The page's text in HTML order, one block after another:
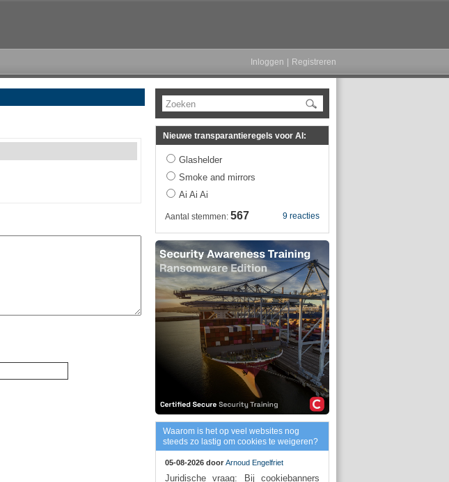
Inloggen Registreren
Zoeken
Nieuwe transparantieregels voor AI:
Glashelder
Smoke and mirrors
Ai Ai Ai
9 reacties
Aantal stemmen: 567
Waarom is het op veel websites nog
steeds zo lastig om cookies te weigeren?
05-08-2026 door Arnoud Engelfriet
Juridische vraag: Bij cookiebanners